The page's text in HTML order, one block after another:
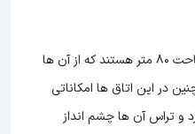
سوئیت King: این اتاق ها دارای مساحت 80 متر هستند که از آن ها
در این اتاق ها امکاناتی
و تراس آن ها چشم انداز